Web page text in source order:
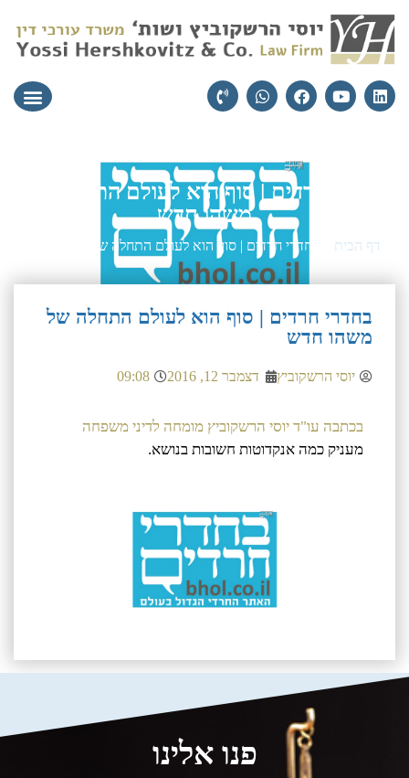
בחדרי חרדים | סוף הוא לעולם התחלה של
משהו חדש
דף הבית בחדרי חרדים | סוף הוא לעולם התחלה של משהו חדש
בחדרי חרדים | סוף הוא לעולם התחלה של
משהו חדש
יוסי הרשקוביץ דצמבר 12, 2016 09:08
בכתבה עו"ד יוסי הרשקוביץ מומחה לדיני משפחה
מעניק כמה אנקדוטות חשובות בנושא.
פנו אלינו